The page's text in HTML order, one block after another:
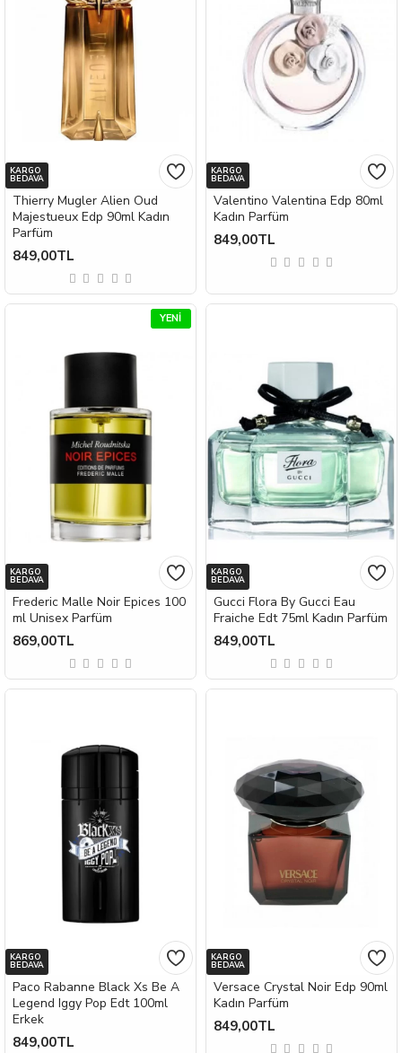
KARGO
BEDAVA
Thierry Mugler Alien Oud
Majestueux Edp 90ml Kadın
Parfüm
849,00TL
KARGO
BEDAVA
Valentino Valentina Edp 80ml
Kadın Parfüm
849,00TL
YENI
KARGO
BEDAVA
Frederic Malle Noir Epices 100
ml Unisex Parfüm
869,00TL
KARGO
BEDAVA
Gucci Flora By Gucci Eau
Fraiche Edt 75ml Kadın Parfüm
849,00TL
KARGO
BEDAVA
Paco Rabanne Black Xs Be A
Legend Iggy Pop Edt 100ml
Erkek
849,00TL
KARGO
BEDAVA
Versace Crystal Noir Edp 90ml
Kadın Parfüm
849,00TL